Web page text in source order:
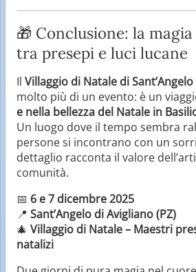
🎁 Conclusione: la
tra presepi e luci lucane
Il Villaggio di Natale di
molto più di un evento: è un
e nella bellezza del Natale in
Un luogo dove il tempo sembra
persone si incontrano con un
dettaglio racconta il valore
comunità.
📅 6 e 7 dicembre 2025
📍 Sant’Angelo di Avigliano (PZ)
🎄 Villaggio di Natale – Maestri
natalizi